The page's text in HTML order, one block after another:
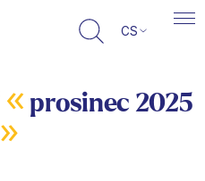
CS
« prosinec 2025
»